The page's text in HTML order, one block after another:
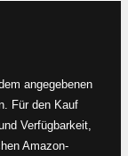
angegebenen
Für den Kauf
Verfügbarkeit,
Amazon-